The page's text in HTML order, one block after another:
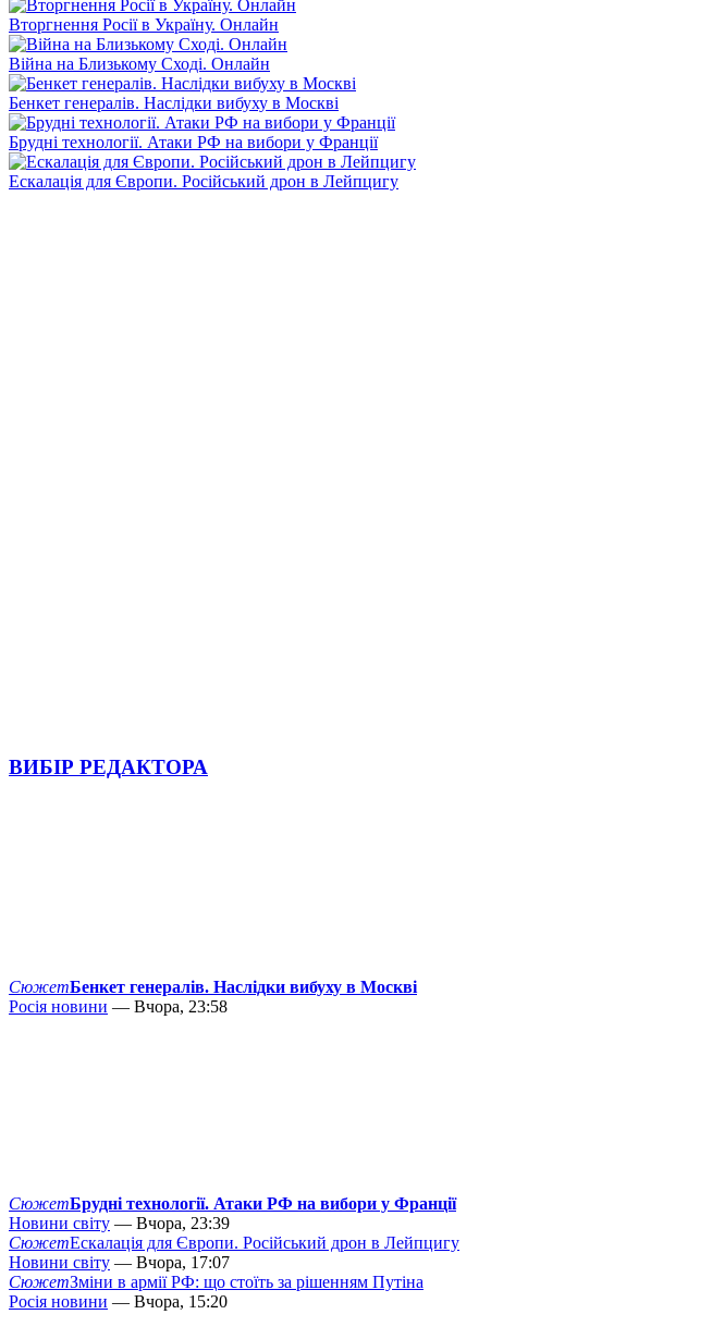
Вторгнення Росії в Україну. Онлайн
Війна на Близькому Сході. Онлайн
Бенкет генералів. Наслідки вибуху в Москві
Брудні технології. Атаки РФ на вибори у Франції
Ескалація для Європи. Російський дрон в Лейпцигу
ВИБІР РЕДАКТОРА
СюжетБенкет генералів. Наслідки вибуху в Москві
Росія новини — Вчора, 23:58
СюжетБрудні технології. Атаки РФ на вибори у Франції
Новини світу — Вчора, 23:39
СюжетЕскалація для Європи. Російський дрон в Лейпцигу
Новини світу — Вчора, 17:07
СюжетЗміни в армії РФ: що стоїть за рішенням Путіна
Росія новини — Вчора, 15:20